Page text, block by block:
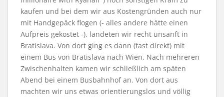
kaufen und bei dem wir aus Kostengründen auch nur
mit Handgepäck flogen (- alles andere hätte einen
Aufpreis gekostet -), landeten wir recht unsanft in
Bratislava. Von dort ging es dann (fast direkt) mit
einem Bus von Bratislava nach Wien. Nach mehreren
Zwischenhalten kamen wir schließlich am späten
Abend bei einem Busbahnhof an. Von dort aus
machten wir uns etwas orientierungslos und völlig